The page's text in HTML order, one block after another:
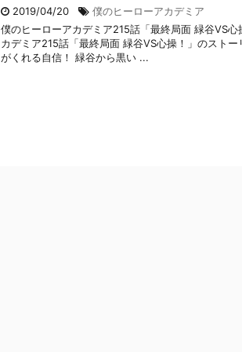
2019/04/20
僕のヒーローアカデミア
僕のヒーローアカデミア215話「最終局面 緑谷VS
カデミア215話「最終局面 緑谷VS心操！」のスト
がくれる自信！ 緑谷から黒い ...